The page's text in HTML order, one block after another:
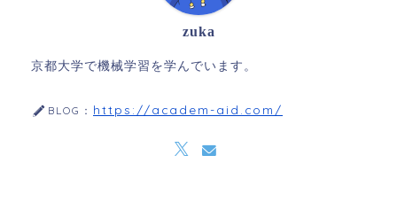
zuka
京都大学で機械学習を学んでいます。
BLOG： https://academ-aid.com/